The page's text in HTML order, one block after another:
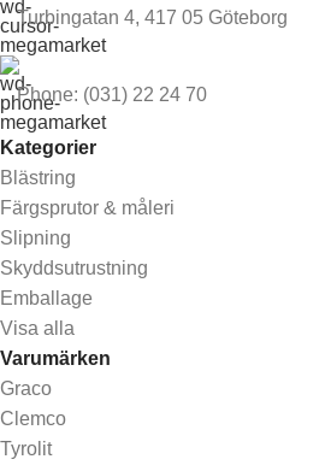
Turbingatan 4, 417 05 Göteborg
Phone: (031) 22 24 70
Kategorier
Blästring
Färgsprutor & måleri
Slipning
Skyddsutrustning
Emballage
Visa alla
Varumärken
Graco
Clemco
Tyrolit